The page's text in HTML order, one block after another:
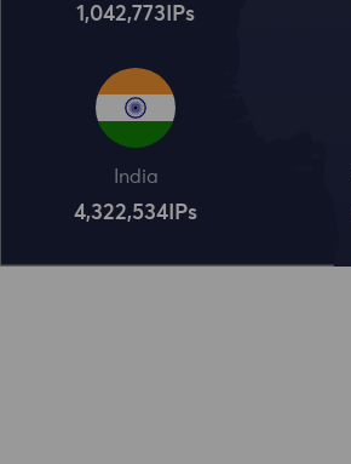
1,042,773 IPs
India
4,322,534 IPs